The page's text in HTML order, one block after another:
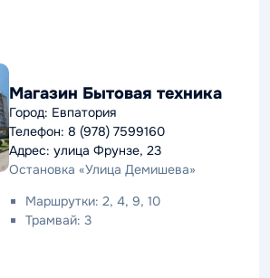
Магазин Бытовая техника
Город: Евпатория
Телефон: 8 (978) 7599160
Адрес: улица Фрунзе, 23
Остановка «Улица Демишева»
Маршрутки: 2, 4, 9, 10
Трамвай: 3